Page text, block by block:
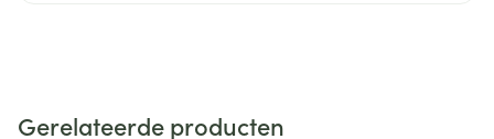
Gerelateerde producten